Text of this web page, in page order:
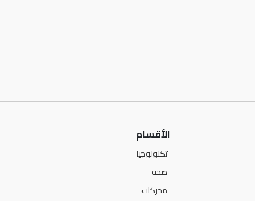
الأقسام
تكنولوجيا
صحة
محركات